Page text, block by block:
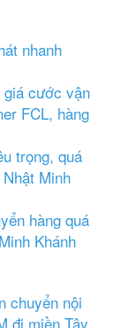
nhanh
giá cước vận
FCL, hàng
trọng, quá
Minh
hàng quá
Khánh
chuyển nội
đi miền Tây